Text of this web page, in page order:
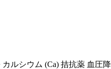
ルシウム (Ca) 拮抗薬 血圧